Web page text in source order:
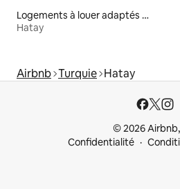
Logements à louer adaptés aux animaux
Hatay
Airbnb Turquie Hatay
© 2026
Confidentialité